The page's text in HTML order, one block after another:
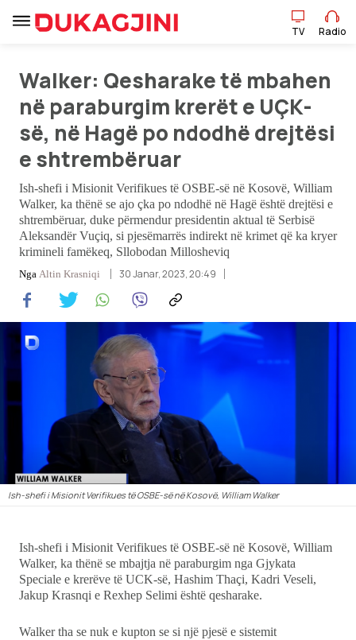
TV Radio
Lajme
Sport
Pikëpamje
Art Jete
Kulturë
Showbiz
Teknologji
Udhëtime
TV Radio
Walker: Qesharake të mbahen
në paraburgim krerët e UÇK-
së, në Hagë po ndodhë drejtësi
e shtrembëruar
Ish-shefi i Misionit Verifikues të OSBE-së në Kosovë, William
Walker, ka thënë se ajo çka po ndodhë në Hagë është drejtësi e
shtrembëruar, duke përmendur presidentin aktual të Serbisë
Aleksandër Vuçiq, si pjesëmarrës indirekt në krimet që ka kryer
krimineli famëkeq, Sllobodan Millosheviq
Nga Altin Krasniqi 30 Janar, 2023, 20:49
Ish-shefi i Misionit Verifikues të OSBE-së në Kosovë, William Walker
Ish-shefi i Misionit Verifikues të OSBE-së në Kosovë, William
Walker, ka thënë se mbajtja në paraburgim nga Gjykata
Speciale e krerëve të UCK-së, Hashim Thaçi, Kadri Veseli,
Jakup Krasnqi e Rexhep Selimi është qesharake.
Walker tha se nuk e kupton se si një pjesë e sistemit